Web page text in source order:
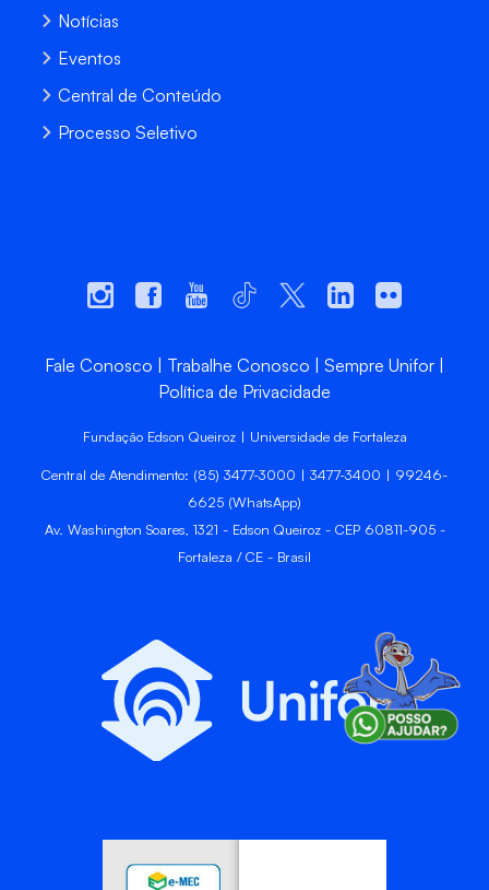
Notícias
Eventos
Central de Conteúdo
Processo Seletivo
Fale Conosco Trabalhe Conosco
Sempre Unifor
Política de Privacidade
Fundação Edson Queiroz | Universidade de Fortaleza
Central de Atendimento: (85) 3477-3000 | 3477-3400 | 99246-
6625 (WhatsApp)
Av. Washington Soares, 1321 - Edson Queiroz - CEP 60811-905 -
Fortaleza / CE - Brasil